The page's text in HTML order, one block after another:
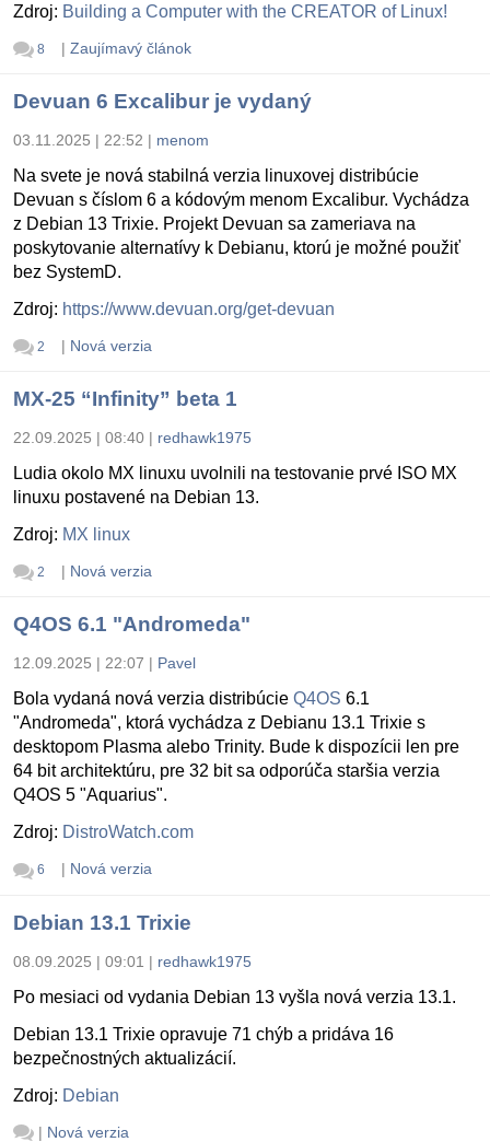
Zdroj: Building a Computer with the CREATOR of Linux!
8 | Zaujímavý článok
Devuan 6 Excalibur je vydaný
03.11.2025 | 22:52 | menom
Na svete je nová stabilná verzia linuxovej distribúcie
Devuan s číslom 6 a kódovým menom Excalibur. Vychádza
z Debian 13 Trixie. Projekt Devuan sa zameriava na
poskytovanie alternatívy k Debianu, ktorú je možné použiť
bez SystemD.
Zdroj: https://www.devuan.org/get-devuan
2 | Nová verzia
MX-25 “Infinity” beta 1
22.09.2025 | 08:40 | redhawk1975
Ludia okolo MX linuxu uvolnili na testovanie prvé ISO MX
linuxu postavené na Debian 13.
Zdroj: MX linux
2 | Nová verzia
Q4OS 6.1 "Andromeda"
12.09.2025 | 22:07 | Pavel
Bola vydaná nová verzia distribúcie Q4OS 6.1
"Andromeda", ktorá vychádza z Debianu 13.1 Trixie s
desktopom Plasma alebo Trinity. Bude k dispozícii len pre
64 bit architektúru, pre 32 bit sa odporúča staršia verzia
Q4OS 5 "Aquarius".
Zdroj: DistroWatch.com
6 | Nová verzia
Debian 13.1 Trixie
08.09.2025 | 09:01 | redhawk1975
Po mesiaci od vydania Debian 13 vyšla nová verzia 13.1.
Debian 13.1 Trixie opravuje 71 chýb a pridáva 16
bezpečnostných aktualizácií.
Zdroj: Debian
| Nová verzia